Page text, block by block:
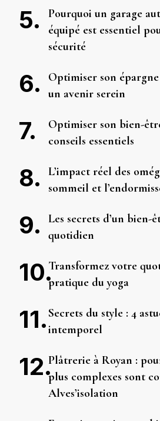
Pourquoi un garage
équipé est essentiel
sécurité
Optimiser son
un avenir serein
Optimiser son bien-
conseils essentiels
L’impact réel des
sommeil et
Les secrets d’un bien-
quotidien
Transformez votre
pratique du yoga
Secrets du style : 4
intemporel
Plâtrerie à Royan :
plus complexes sont
Alves’isolation